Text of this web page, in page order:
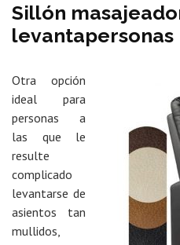
Sillón
levantapersonas
Otra opción
ideal para
personas a
las que le
resulte
complicado
levantarse de
asientos tan
mullidos,